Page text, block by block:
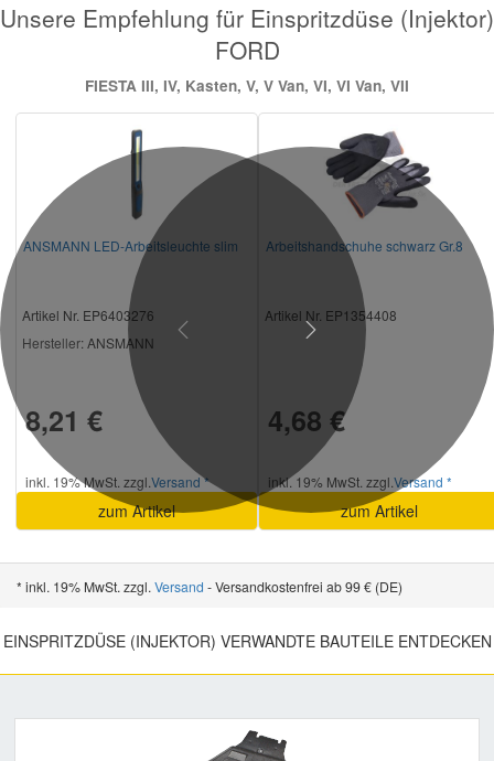
Unsere Empfehlung für Einspritzdüse (Injektor)
FORD
FIESTA III, IV, Kasten, V, V Van, VI, VI Van, VII
ANSMANN LED-Arbeitsleuchte slim
Artikel Nr. EP6403276
Hersteller: ANSMANN
8,21 €
inkl. 19% MwSt. zzgl. Versand *
zum Artikel
Arbeitshandschuhe schwarz Gr.8
Artikel Nr. EP1354408
4,68 €
inkl. 19% MwSt. zzgl. Versand *
zum Artikel
Previous Next
* inkl. 19% MwSt. zzgl. Versand - Versandkostenfrei ab 99 € (DE)
EINSPRITZDÜSE (INJEKTOR) VERWANDTE BAUTEILE ENTDECKEN